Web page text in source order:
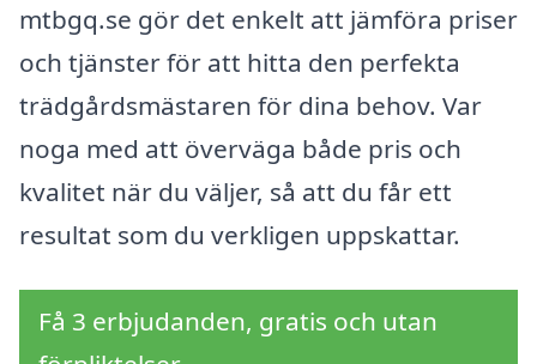
mtbgq.se gör det enkelt att jämföra priser
och tjänster för att hitta den perfekta
trädgårdsmästaren för dina behov. Var
noga med att överväga både pris och
kvalitet när du väljer, så att du får ett
resultat som du verkligen uppskattar.
Få 3 erbjudanden, gratis och utan